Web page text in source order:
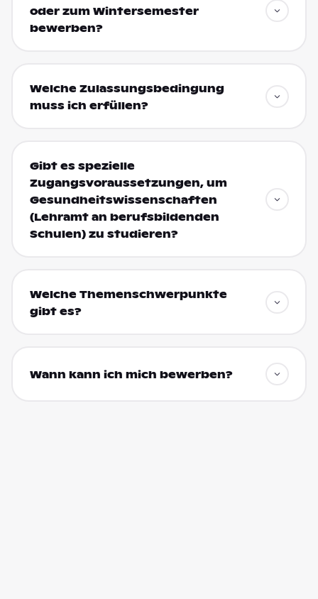
oder zum Wintersemester
bewerben?
Welche Zulassungsbedingung
muss ich erfüllen?
Gibt es spezielle
Zugangsvoraussetzungen, um
Gesundheitswissenschaften
(Lehramt an berufsbildenden
Schulen) zu studieren?
Welche Themenschwerpunkte
gibt es?
Wann kann ich mich bewerben?